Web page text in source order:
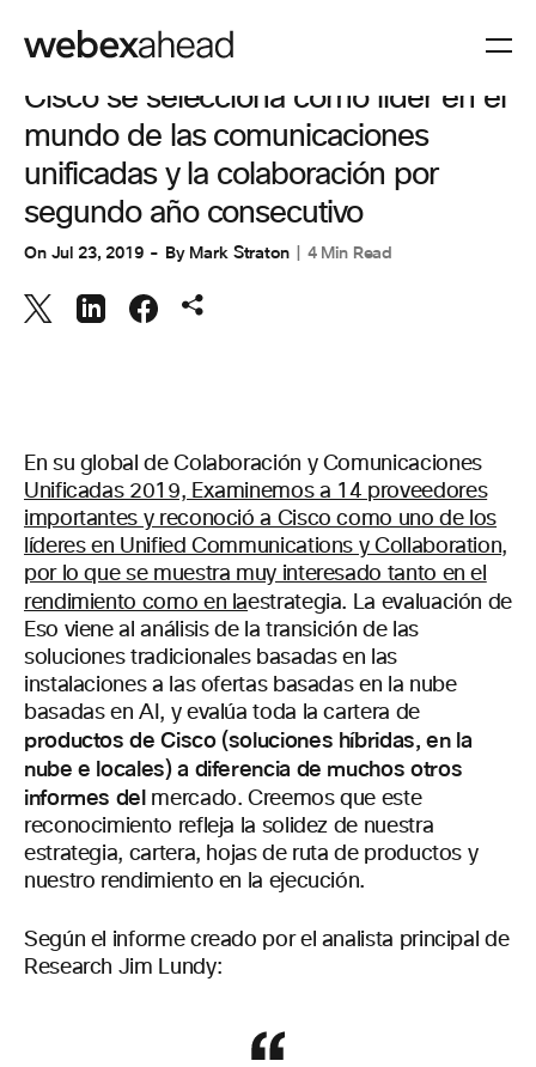
COLABORACIÓN
Cisco se selecciona como líder en el
mundo de las comunicaciones
unificadas y la colaboración por
segundo año consecutivo
On Jul 23, 2019 By Mark Straton 4 Min Read
En su global de Colaboración y Comunicaciones
Unificadas 2019, Examinemos a 14 proveedores
importantes y reconoció a Cisco como uno de los
líderes en Unified Communications y Collaboration,
por lo que se muestra muy interesado tanto en el
rendimiento como en laestrategia. La evaluación de
Eso viene al análisis de la transición de las
soluciones tradicionales basadas en las
instalaciones a las ofertas basadas en la nube
basadas en AI, y evalúa toda la cartera de
productos de Cisco (soluciones híbridas, en la
nube e locales) a diferencia de muchos otros
informes del mercado. Creemos que este
reconocimiento refleja la solidez de nuestra
estrategia, cartera, hojas de ruta de productos y
nuestro rendimiento en la ejecución.
Según el informe creado por el analista principal de
Research Jim Lundy: